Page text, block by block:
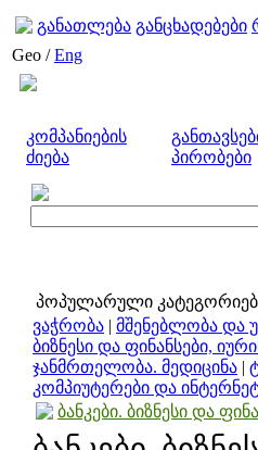
განათლება განცხადებები
Geo /Eng
კომპანიების
ძიება
პირობები
პოპულარული
ვაჭრობა | მშენებლობა და
ბიზნესი და ფინანსები,
ჯანმრთელობა. მედიცინა |
კომპიუტერები და
ბანკები. ბიზნესი და